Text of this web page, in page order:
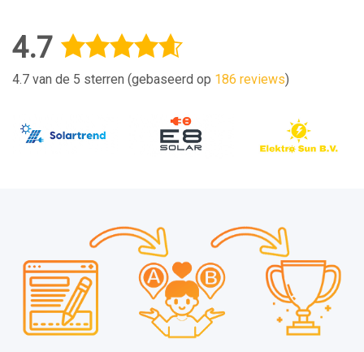
4.7
4.7 van de 5 sterren (gebaseerd op 186 reviews)